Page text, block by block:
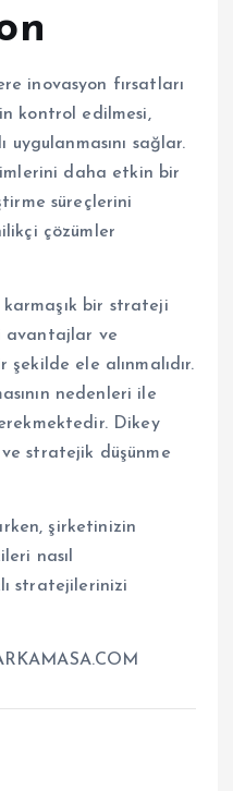
inovasyon fırsatları
kontrol edilmesi,
sağlar.
daha etkin bir
süreçlerini
çözümler
bir strateji
avantajlar ve
ele alınmalıdır.
nedenleri ile
Dikey
stratejik düşünme
şirketinizin
nasıl
stratejilerinizi